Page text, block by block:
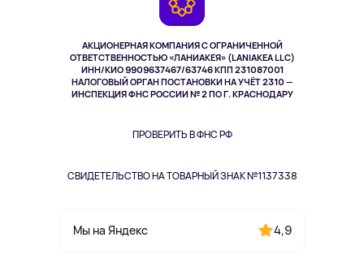
АКЦИОНЕРНАЯ КОМПАНИЯ С ОГРАНИЧЕННОЙ
ОТВЕТСТВЕННОСТЬЮ «ЛАНИАКЕЯ» (LANIAKEA LLC)
ИНН/КИО 9909637467/63746 КПП 231087001
НАЛОГОВЫЙ ОРГАН ПОСТАНОВКИ НА УЧЁТ 2310 —
ИНСПЕКЦИЯ ФНС РОССИИ № 2 ПО Г. КРАСНОДАРУ
ПРОВЕРИТЬ В ФНС РФ
СВИДЕТЕЛЬСТВО НА ТОВАРНЫЙ ЗНАК №1137338
Мы на Яндекс 4,9
Здоровье питомцев
Одежда и аксессуары